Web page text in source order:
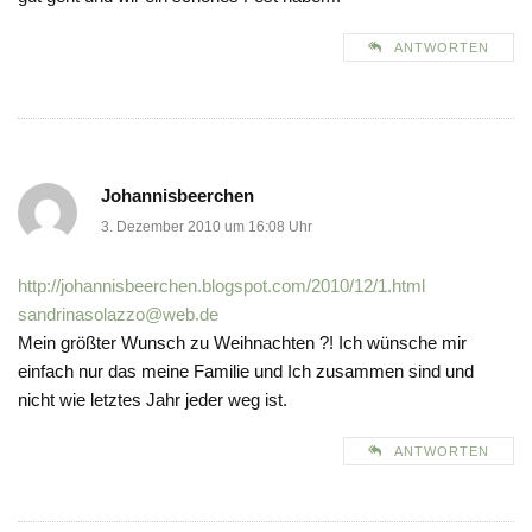
ANTWORTEN
Johannisbeerchen
3. Dezember 2010 um 16:08 Uhr
http://johannisbeerchen.blogspot.com/2010/12/1.html
sandrinasolazzo@web.de
Mein größter Wunsch zu Weihnachten ?! Ich wünsche mir
einfach nur das meine Familie und Ich zusammen sind und
nicht wie letztes Jahr jeder weg ist.
ANTWORTEN